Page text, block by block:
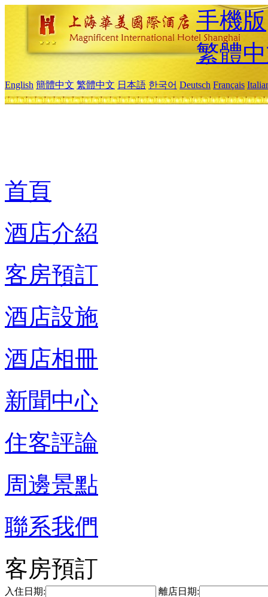
手機版
繁體
English 簡體中文 繁體中文 日本語 한국어 Deutsch Français
首頁
酒店介紹
客房預訂
酒店設施
酒店相冊
新聞中心
住客評論
周邊景點
聯系我們
客房預訂
入住日期: 離店日期: